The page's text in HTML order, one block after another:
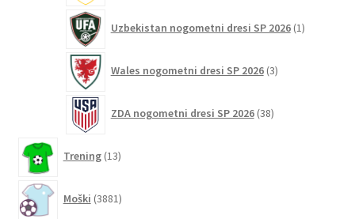
Uzbekistan nogometni dresi SP 2026 1izdelek
Wales nogometni dresi SP 2026 3izdelki
ZDA nogometni dresi SP 2026 38izdelkov
Trening 13izdelkov
Moški 3881izdelkov